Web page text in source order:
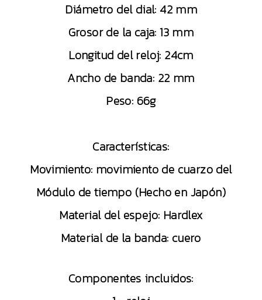
Diámetro del dial: 42 mm
Grosor de la caja: 13 mm
Longitud del reloj: 24cm
Ancho de banda: 22 mm
Peso: 66g
Características:
Movimiento: movimiento de cuarzo del
Módulo de tiempo (Hecho en Japón)
Material del espejo: Hardlex
Material de la banda: cuero
Componentes incluidos: